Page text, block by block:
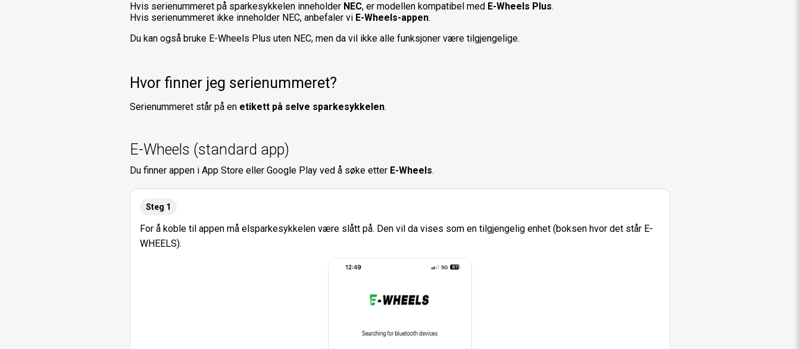
Hvis serienummeret på sparkesykkelen inneholder NEC, er modellen kompatibel med E-Wheels Plus.
Hvis serienummeret ikke inneholder NEC, anbefaler vi E-Wheels-appen.
Du kan også bruke E-Wheels Plus uten NEC, men da vil ikke alle funksjoner være tilgjengelige.
Hvor finner jeg serienummeret?
Serienummeret står på en etikett på selve sparkesykkelen.
E-Wheels (standard app)
Du finner appen i App Store eller Google Play ved å søke etter E-Wheels.
Steg 1
For å koble til appen må elsparkesykkelen være slått på. Den vil da vises som en tilgjengelig enhet (boksen hvor det står E-
WHEELS).